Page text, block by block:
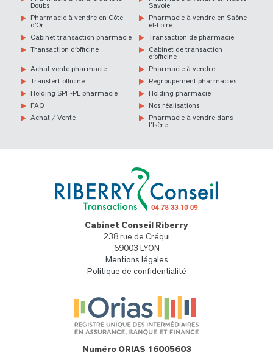
Doubs
Savoie
Pharmacie à vendre en Côte-
d’Or
Pharmacie à vendre en Saône-
et-Loire
Cabinet transaction pharmacie
Transaction de pharmacie
Transaction d’officine
Cabinet de transaction
d’officine
Achat vente pharmacie
Pharmacie à vendre
Transfert officine
Regroupement pharmacies
Holding SPF-PL pharmacie
Holding pharmacie
FAQ
Nos réalisations
Achat / Vente
Pharmacie à vendre dans
l’Isère
Cabinet Conseil Riberry
238 rue de Créqui
69003 LYON
Mentions légales
Politique de confidentialité
Numéro ORIAS 16005603